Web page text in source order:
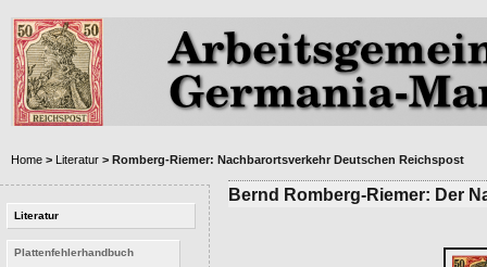
Home > Literatur > Romberg-Riemer: Nachbarortsverkehr Deutschen Reichspost
Bernd Romberg-Riemer: Der
Literatur
Plattenfehlerhandbuch